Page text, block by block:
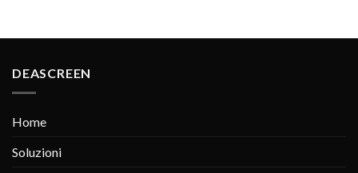
DEASCREEN
Home
Soluzioni